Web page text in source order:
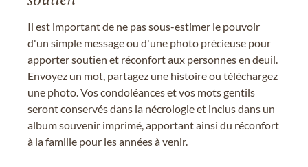
Il est important de ne pas sous-estimer le pouvoir
d'un simple message ou d'une photo précieuse pour
apporter soutien et réconfort aux personnes en deuil.
Envoyez un mot, partagez une histoire ou téléchargez
une photo. Vos condoléances et vos mots gentils
seront conservés dans la nécrologie et inclus dans un
album souvenir imprimé, apportant ainsi du réconfort
à la famille pour les années à venir.